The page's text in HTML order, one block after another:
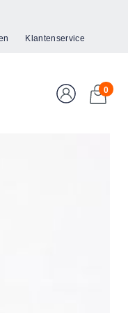
Klantenservice
0